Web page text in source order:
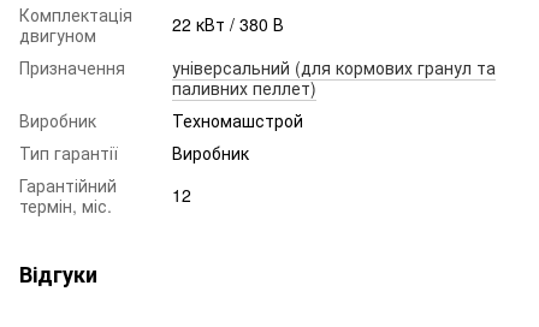
Комплектація
двигуном
22 кВт / 380 В
Призначення
універсальний (для кормових гранул та
паливних пеллет)
Виробник
Техномашстрой
Тип гарантії
Виробник
Гарантійний
термін, міс.
12
Відгуки